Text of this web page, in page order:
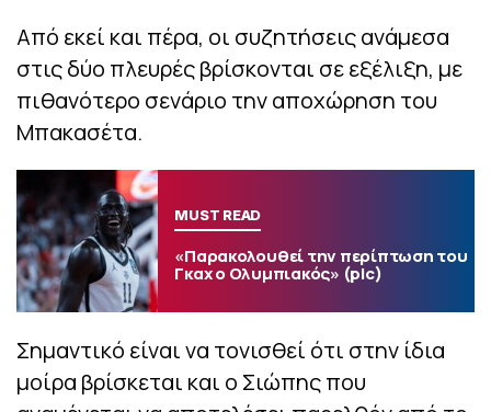
Από εκεί και πέρα, οι συζητήσεις ανάμεσα
στις δύο πλευρές βρίσκονται σε εξέλιξη, με
πιθανότερο σενάριο την αποχώρηση του
Μπακασέτα.
MUST READ
«Παρακολουθεί την περίπτωση του
Γκαχ ο Ολυμπιακός» (pic)
Σημαντικό είναι να τονισθεί ότι στην ίδια
μοίρα βρίσκεται και ο Σιώπης που